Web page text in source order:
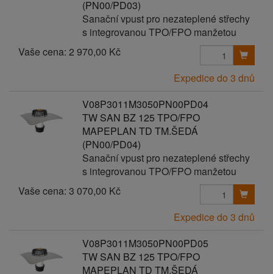
(PN00/PD03)
Sanační vpust pro nezateplené střechy
s integrovanou TPO/FPO manžetou
Vaše cena: 2 970,00 Kč
Expedice do 3 dnů
V08P3011M3050PN00PD04
TW SAN BZ 125 TPO/FPO
MAPEPLAN TD TM.ŠEDÁ
(PN00/PD04)
Sanační vpust pro nezateplené střechy
s integrovanou TPO/FPO manžetou
Vaše cena: 3 070,00 Kč
Expedice do 3 dnů
V08P3011M3050PN00PD05
TW SAN BZ 125 TPO/FPO
MAPEPLAN TD TM.ŠEDÁ